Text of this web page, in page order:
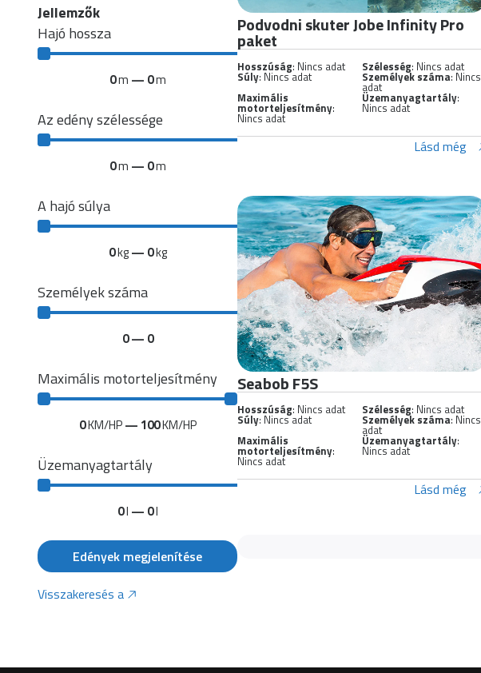
Jellemzők
Hajó hossza
0m — 0m
Az edény szélessége
0m — 0m
A hajó súlya
0kg— 0kg
Személyek száma
0— 0
Maximális motorteljesítmény
0KM/HP— 100KM/HP
Üzemanyagtartály
0l — 0l
Edények megjelenítése
Visszakeresés a
Podvodni skuter Jobe Infinity Pro
paket
Hosszúság: Nincs adat Szélesség: Nincs adat
Súly: Nincs adat Személyek száma: Nincs
adat
Maximális
motorteljesítmény:
Nincs adat
Üzemanyagtartály:
Nincs adat
Lásd még
Seabob F5S
Hosszúság: Nincs adat Szélesség: Nincs adat
Súly: Nincs adat Személyek száma: Nincs
adat
Maximális
motorteljesítmény:
Nincs adat
Üzemanyagtartály:
Nincs adat
Lásd még